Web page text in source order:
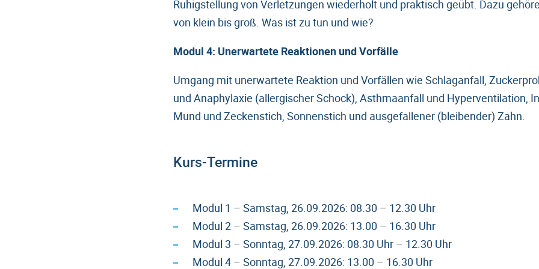
Ruhigstellung von Verletzungen wiederholt und praktisch geübt. Dazu
von klein bis groß. Was ist zu tun und wie?
Modul 4: Unerwartete Reaktionen und Vorfälle
Umgang mit unerwartete Reaktion und Vorfällen wie Schlaganfall,
und Anaphylaxie (allergischer Schock), Asthmaanfall und Hyperventilation,
Mund und Zeckenstich, Sonnenstich und ausgefallener (bleibender) Zahn.
Kurs-Termine
Modul 1 – Samstag, 26.09.2026: 08.30 – 12.30 Uhr
Modul 2 – Samstag, 26.09.2026: 13.00 – 16.30 Uhr
Modul 3 – Sonntag, 27.09.2026: 08.30 Uhr – 12.30 Uhr
Modul 4 – Sonntag, 27.09.2026: 13.00 – 16.30 Uhr